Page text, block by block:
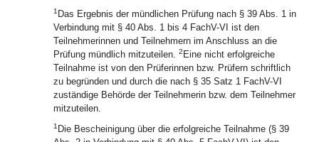
1 Das Ergebnis der mündlichen Prüfung nach § 39 Abs. 1 in
Verbindung mit § 40 Abs. 1 bis 4 FachV-VI ist den
Teilnehmerinnen und Teilnehmern im Anschluss an die
Prüfung mündlich mitzuteilen. 2 Eine nicht erfolgreiche
Teilnahme ist von den Prüferinnen bzw. Prüfern schriftlich
zu begründen und durch die nach § 35 Satz 1 FachV-VI
zuständige Behörde der Teilnehmerin bzw. dem Teilnehmer
mitzuteilen.
1 Die Bescheinigung über die erfolgreiche Teilnahme (§ 39